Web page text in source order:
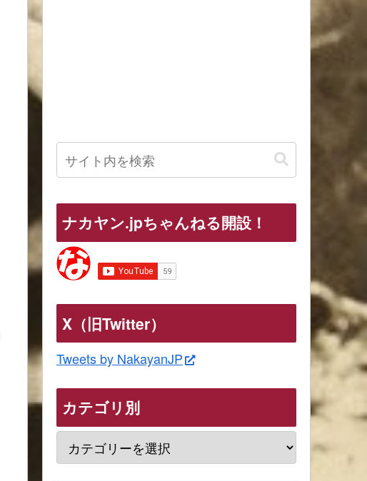
ナカヤン.jpちゃんねる開設！
X（旧Twitter）
Tweets by NakayanJP
カテゴリ別